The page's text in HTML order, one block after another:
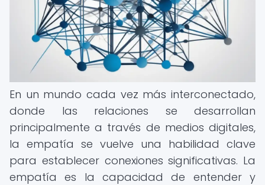
En un mundo cada vez más interconectado,
donde las relaciones se desarrollan
principalmente a través de medios digitales,
la empatía se vuelve una habilidad clave
para establecer conexiones significativas. La
empatía es la capacidad de entender y